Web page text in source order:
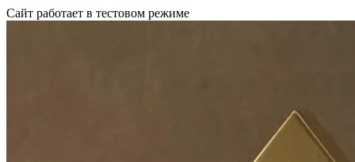
Сайт работает в тестовом режиме